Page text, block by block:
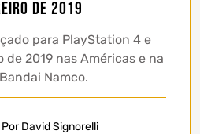
de 2019
para PlayStation 4 e
de 2019 nas Américas e na
Namco.
Por David Signorelli